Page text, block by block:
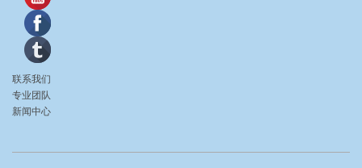
联系我们
专业团队
新闻中心